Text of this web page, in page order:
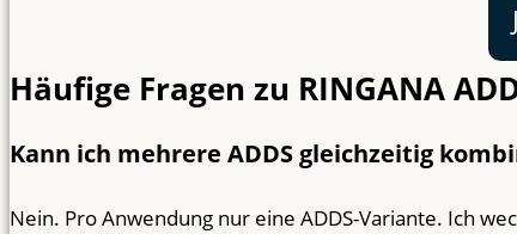
Häufige Fragen zu RINGANA
Kann ich mehrere ADDS gleichzeitig
Nein. Pro Anwendung nur eine ADDS-Variante. Ich